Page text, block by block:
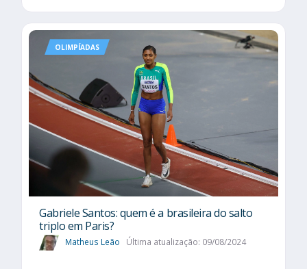
OLIMPÍADAS
Gabriele Santos: quem é a brasileira do salto
triplo em Paris?
Matheus Leão Última atualização: 09/08/2024